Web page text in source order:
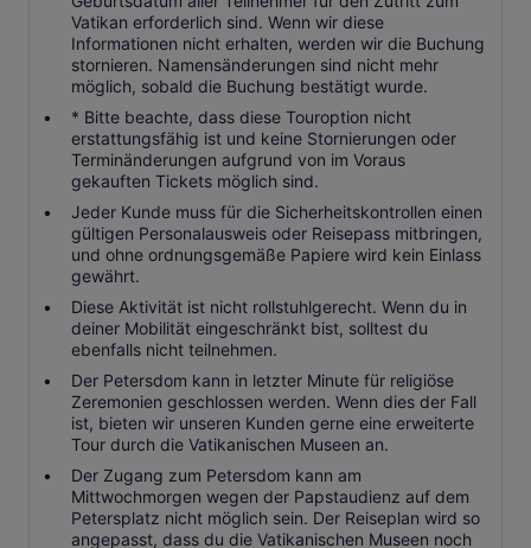
Vatikan erforderlich sind. Wenn wir diese
Informationen nicht erhalten, werden wir die Buchung
stornieren. Namensänderungen sind nicht mehr
möglich, sobald die Buchung bestätigt wurde.
* Bitte beachte, dass diese Touroption nicht
erstattungsfähig ist und keine Stornierungen oder
Terminänderungen aufgrund von im Voraus
gekauften Tickets möglich sind.
Jeder Kunde muss für die Sicherheitskontrollen einen
gültigen Personalausweis oder Reisepass mitbringen,
und ohne ordnungsgemäße Papiere wird kein Einlass
gewährt.
Diese Aktivität ist nicht rollstuhlgerecht. Wenn du in
deiner Mobilität eingeschränkt bist, solltest du
ebenfalls nicht teilnehmen.
Der Petersdom kann in letzter Minute für religiöse
Zeremonien geschlossen werden. Wenn dies der Fall
ist, bieten wir unseren Kunden gerne eine erweiterte
Tour durch die Vatikanischen Museen an.
Der Zugang zum Petersdom kann am
Mittwochmorgen wegen der Papstaudienz auf dem
Petersplatz nicht möglich sein. Der Reiseplan wird so
angepasst, dass du die Vatikanischen Museen noch